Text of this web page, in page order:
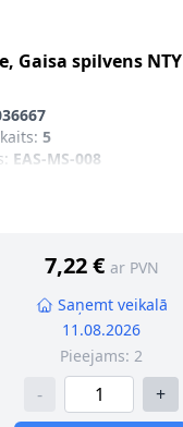
Gaisa spilvens NTY
: 5
: EAS-MS-008
7,22 € ar PVN
Saņemt veikalā
11.08.2026
Pieejams: 2
- +